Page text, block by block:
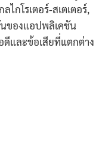
กโรเตอร์-สเตเตอร์,
ของแอปพลิเคชัน
ดีและข้อเสียที่แตกต่าง